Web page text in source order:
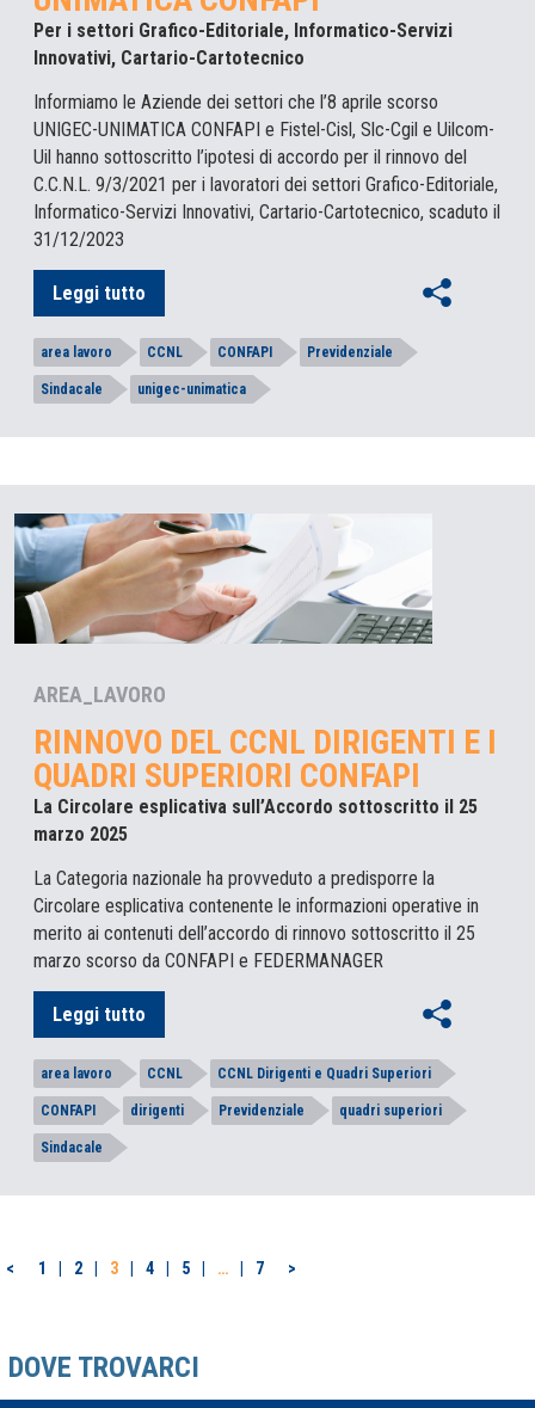
Per i settori Grafico-Editoriale, Informatico-Servizi
Innovativi, Cartario-Cartotecnico
Informiamo le Aziende dei settori che l’8 aprile scorso
UNIGEC-UNIMATICA CONFAPI e Fistel-Cisl, Slc-Cgil e Uilcom-
Uil hanno sottoscritto l’ipotesi di accordo per il rinnovo del
C.C.N.L. 9/3/2021 per i lavoratori dei settori Grafico-Editoriale,
Informatico-Servizi Innovativi, Cartario-Cartotecnico, scaduto il
31/12/2023
Leggi tutto
area lavoro CCNL CONFAPI Previdenziale
Sindacale unigec-unimatica
AREA_LAVORO
RINNOVO DEL CCNL DIRIGENTI E I
QUADRI SUPERIORI CONFAPI
La Circolare esplicativa sull’Accordo sottoscritto il 25
marzo 2025
La Categoria nazionale ha provveduto a predisporre la
Circolare esplicativa contenente le informazioni operative in
merito ai contenuti dell’accordo di rinnovo sottoscritto il 25
marzo scorso da CONFAPI e FEDERMANAGER
Leggi tutto
area lavoro CCNL CCNL Dirigenti e Quadri Superiori
CONFAPI dirigenti Previdenziale quadri superiori
Sindacale
PAGINAZIONE
ARTICOLI
< 1 2 3 4 5 … 7 >
DOVE TROVARCI